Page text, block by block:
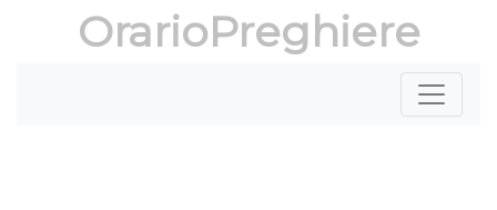
OrarioPreghiere